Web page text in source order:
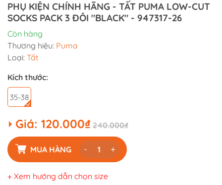
PHỤ KIỆN CHÍNH HÃNG - TẤT PUMA LOW-CUT
SOCKS PACK 3 ĐÔI "BLACK" - 947317-26
Còn hàng
Thương hiệu: Puma
Loại: Tất
Kích thước:
35-38
Giá: 120.000₫ 240.000₫
MUA HÀNG - +
+ Xem hướng dẫn chọn size